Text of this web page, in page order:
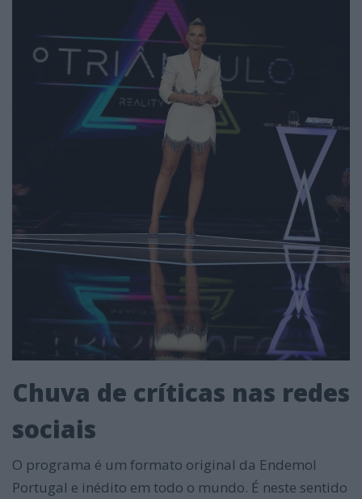
Chuva de críticas nas redes
sociais
O programa é um formato original da Endemol
Portugal e inédito em todo o mundo. É neste sentido